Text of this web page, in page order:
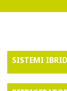
SISTEMI